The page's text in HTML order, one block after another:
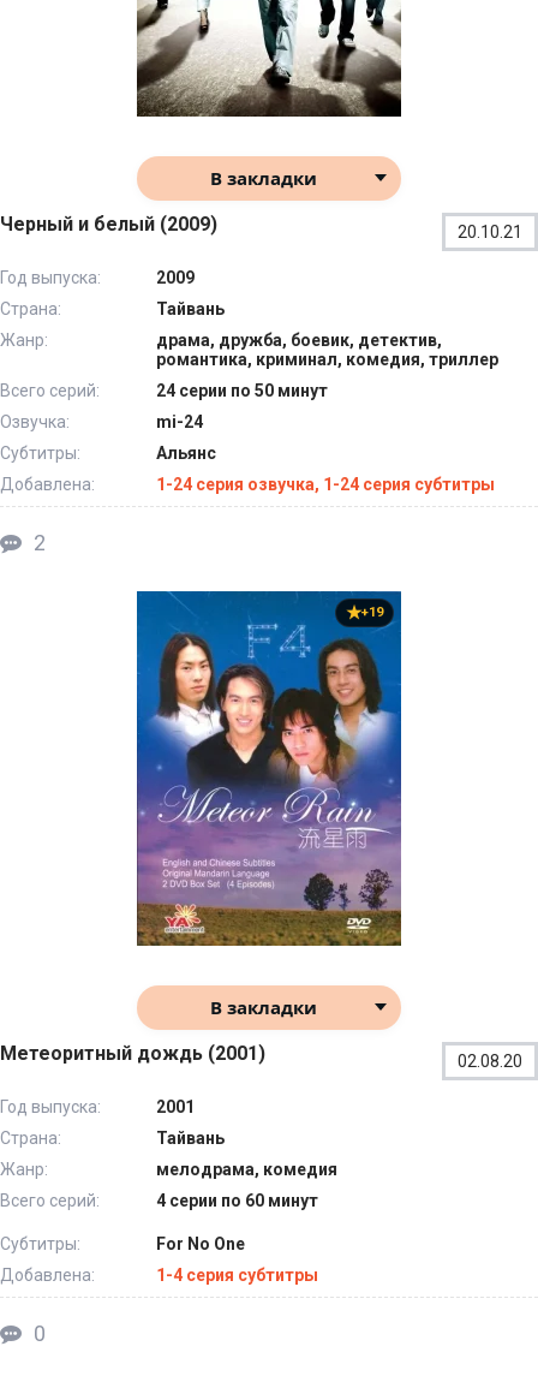
В закладки
Черный и белый (2009) 20.10.21
Год выпуска:
2009
Страна:
Тайвань
Жанр:
драма, дружба, боевик, детектив,
романтика, криминал, комедия, триллер
Всего серий:
24 серии по 50 минут
Озвучка:
mi-24
Субтитры:
Альянс
Добавлена:
1-24 серия озвучка, 1-24 серия субтитры
2
+19
В закладки
Метеоритный дождь (2001) 02.08.20
Год выпуска:
2001
Страна:
Тайвань
Жанр:
мелодрама, комедия
Всего серий:
4 серии по 60 минут
Субтитры:
For No One
Добавлена:
1-4 серия субтитры
0